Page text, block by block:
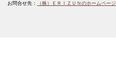
お問合せ先： （株）ＥＲＩＺＵＮのホームページ